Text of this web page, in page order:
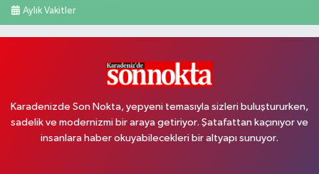
Aylık Vakitler
Karadenizde Son Nokta, yepyeni temasıyla sizleri buluştururken,
sadelik ve modernizmi bir araya getiriyor. Şatafattan kaçınıyor ve
insanlara haber okuyabilecekleri bir altyapı sunuyor.